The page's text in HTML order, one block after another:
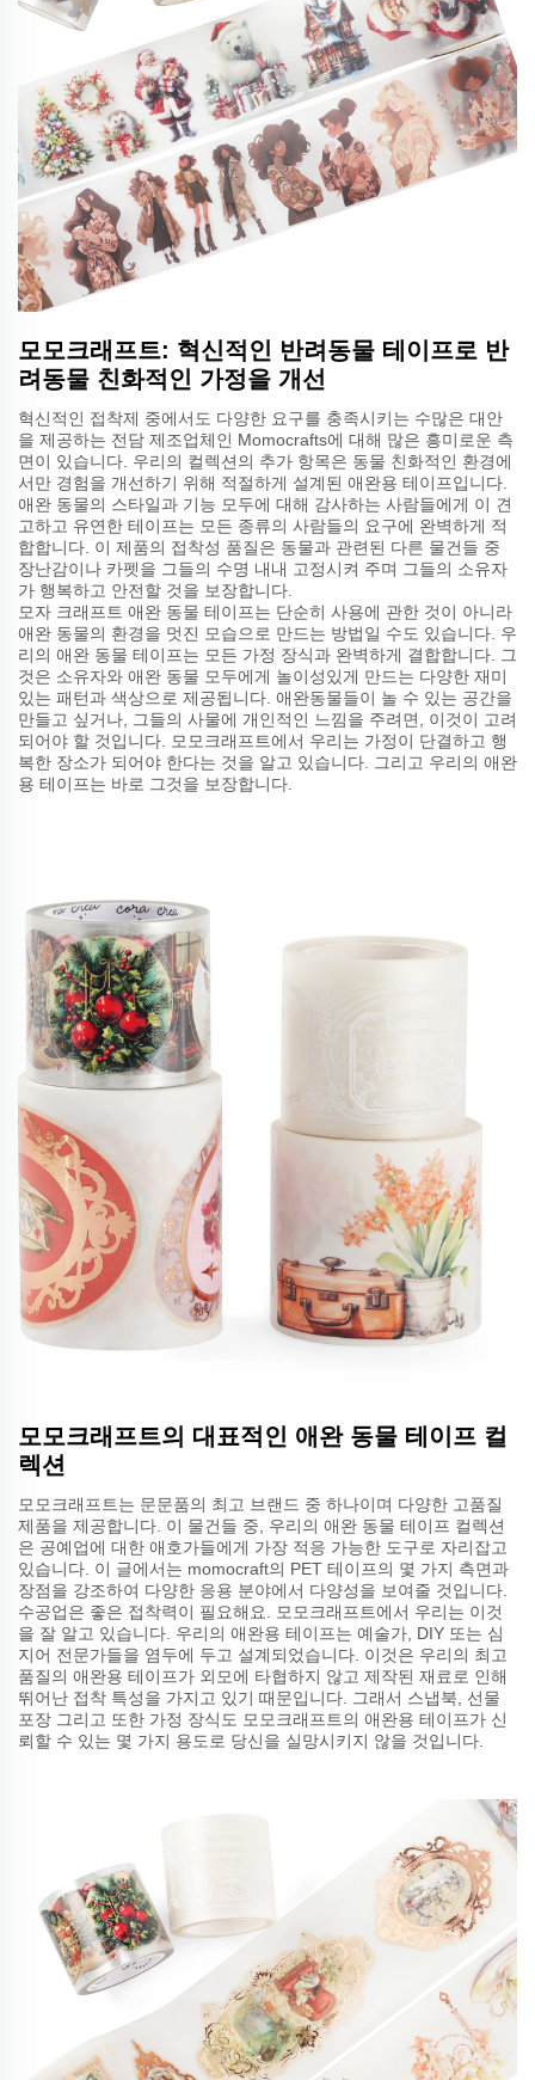
모모크래프트: 혁신적인 반려동물 테이프로 반
려동물 친화적인 가정을 개선
혁신적인 접착제 중에서도 다양한 요구를 충족시키는 수많은 대안
을 제공하는 전담 제조업체인 Momocrafts에 대해 많은 흥미로운 측
면이 있습니다. 우리의 컬렉션의 추가 항목은 동물 친화적인 환경에
서만 경험을 개선하기 위해 적절하게 설계된 애완용 테이프입니다.
애완 동물의 스타일과 기능 모두에 대해 감사하는 사람들에게 이 견
고하고 유연한 테이프는 모든 종류의 사람들의 요구에 완벽하게 적
합합니다. 이 제품의 접착성 품질은 동물과 관련된 다른 물건들 중
장난감이나 카펫을 그들의 수명 내내 고정시켜 주며 그들의 소유자
가 행복하고 안전할 것을 보장합니다.
모자 크래프트 애완 동물 테이프는 단순히 사용에 관한 것이 아니라
애완 동물의 환경을 멋진 모습으로 만드는 방법일 수도 있습니다. 우
리의 애완 동물 테이프는 모든 가정 장식과 완벽하게 결합합니다. 그
것은 소유자와 애완 동물 모두에게 놀이성있게 만드는 다양한 재미
있는 패턴과 색상으로 제공됩니다. 애완동물들이 놀 수 있는 공간을
만들고 싶거나, 그들의 사물에 개인적인 느낌을 주려면, 이것이 고려
되어야 할 것입니다. 모모크래프트에서 우리는 가정이 단결하고 행
복한 장소가 되어야 한다는 것을 알고 있습니다. 그리고 우리의 애완
용 테이프는 바로 그것을 보장합니다.
모모크래프트의 대표적인 애완 동물 테이프 컬
렉션
모모크래프트는 문문품의 최고 브랜드 중 하나이며 다양한 고품질
제품을 제공합니다. 이 물건들 중, 우리의 애완 동물 테이프 컬렉션
은 공예업에 대한 애호가들에게 가장 적응 가능한 도구로 자리잡고
있습니다. 이 글에서는 momocraft의 PET 테이프의 몇 가지 측면과
장점을 강조하여 다양한 응용 분야에서 다양성을 보여줄 것입니다.
수공업은 좋은 접착력이 필요해요. 모모크래프트에서 우리는 이것
을 잘 알고 있습니다. 우리의 애완용 테이프는 예술가, DIY 또는 심
지어 전문가들을 염두에 두고 설계되었습니다. 이것은 우리의 최고
품질의 애완용 테이프가 외모에 타협하지 않고 제작된 재료로 인해
뛰어난 접착 특성을 가지고 있기 때문입니다. 그래서 스냅북, 선물
포장 그리고 또한 가정 장식도 모모크래프트의 애완용 테이프가 신
뢰할 수 있는 몇 가지 용도로 당신을 실망시키지 않을 것입니다.